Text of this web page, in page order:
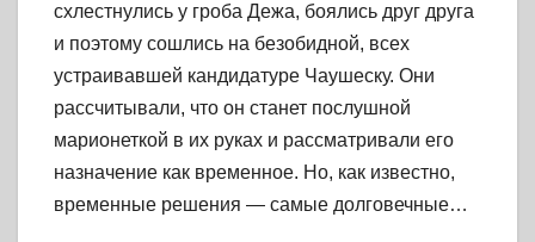
схлестнулись у гроба Дежа, боялись друг друга
и поэтому сошлись на безобидной, всех
устраивавшей кандидатуре Чаушеску. Они
рассчитывали, что он станет послушной
марионеткой в их руках и рассматривали его
назначение как временное. Но, как известно,
временные решения — самые долговечные…